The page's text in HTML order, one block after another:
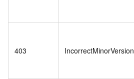
403 IncorrectMinorVersion